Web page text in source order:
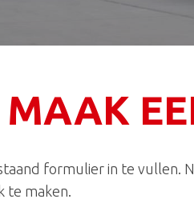
MAAK
formulier in te vullen.
te maken.